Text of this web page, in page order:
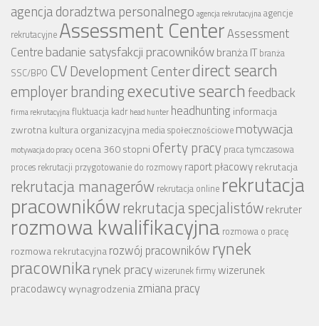
agencja doradztwa personalnego agencja rekrutacyjnaagencje
rekrutacyjne Assessment CenterAssessment
Centre badanie satysfakcji pracownikówbranża IT branża
SSC/BPO CV Development Centerdirect search
employer brandingexecutive searchfeedback
firma rekrutacyjnafluktuacja kadr head hunter headhunting informacja
zwrotnakultura organizacyjna media społecznościowe motywacja
motywacja do pracy ocena 360 stopni oferty pracy praca tymczasowa
proces rekrutacji przygotowanie do rozmowy raport płacowyrekrutacja
rekrutacja managerów rekrutacja online rekrutacja
pracownikówrekrutacja specjalistówrekruter
rozmowa kwalifikacyjna rozmowa o pracę
rozmowa rekrutacyjnarozwój pracowników rynek
pracownikarynek pracywizerunek firmywizerunek
pracodawcywynagrodzeniazmiana pracy